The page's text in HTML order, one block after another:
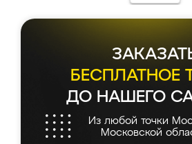
БЕСПЛАТНОЕ
ДО НАШЕГО
Из любой точки
Московской